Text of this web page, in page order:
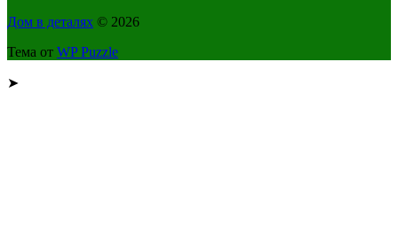
Дом в деталях © 2026
Тема от WP Puzzle
➤